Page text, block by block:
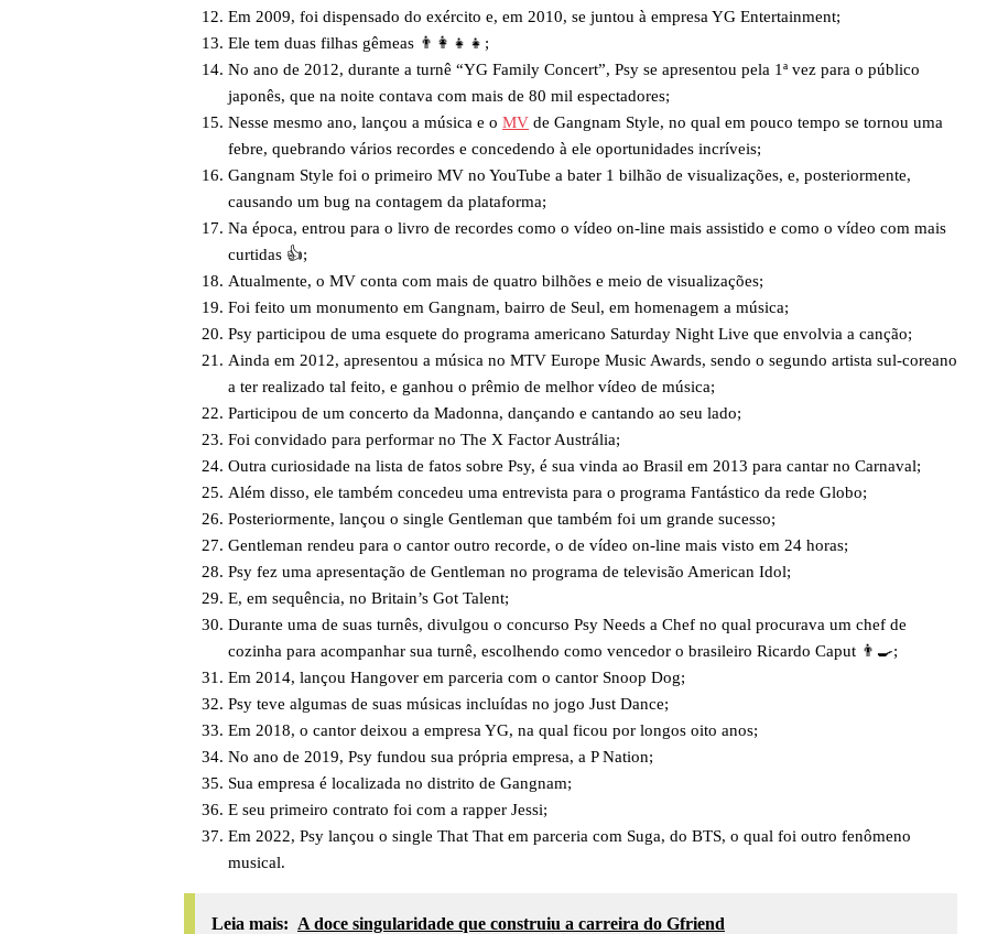
Em 2009, foi dispensado do exército e, em 2010, se juntou à empresa YG Entertainment;
Ele tem duas filhas gêmeas 👨‍👩‍👧‍👧;
No ano de 2012, durante a turnê “YG Family Concert”, Psy se apresentou pela 1ª vez para o público
japonês, que na noite contava com mais de 80 mil espectadores;
Nesse mesmo ano, lançou a música e o MV de Gangnam Style, no qual em pouco tempo se tornou uma
febre, quebrando vários recordes e concedendo à ele oportunidades incríveis;
Gangnam Style foi o primeiro MV no YouTube a bater 1 bilhão de visualizações, e, posteriormente,
causando um bug na contagem da plataforma;
Na época, entrou para o livro de recordes como o vídeo on-line mais assistido e como o vídeo com mais
curtidas 👍;
Atualmente, o MV conta com mais de quatro bilhões e meio de visualizações;
Foi feito um monumento em Gangnam, bairro de Seul, em homenagem a música;
Psy participou de uma esquete do programa americano Saturday Night Live que envolvia a canção;
Ainda em 2012, apresentou a música no MTV Europe Music Awards, sendo o segundo artista sul-coreano
a ter realizado tal feito, e ganhou o prêmio de melhor vídeo de música;
Participou de um concerto da Madonna, dançando e cantando ao seu lado;
Foi convidado para performar no The X Factor Austrália;
Outra curiosidade na lista de fatos sobre Psy, é sua vinda ao Brasil em 2013 para cantar no Carnaval;
Além disso, ele também concedeu uma entrevista para o programa Fantástico da rede Globo;
Posteriormente, lançou o single Gentleman que também foi um grande sucesso;
Gentleman rendeu para o cantor outro recorde, o de vídeo on-line mais visto em 24 horas;
Psy fez uma apresentação de Gentleman no programa de televisão American Idol;
E, em sequência, no Britain’s Got Talent;
Durante uma de suas turnês, divulgou o concurso Psy Needs a Chef no qual procurava um chef de
cozinha para acompanhar sua turnê, escolhendo como vencedor o brasileiro Ricardo Caput 👨‍🍳;
Em 2014, lançou Hangover em parceria com o cantor Snoop Dog;
Psy teve algumas de suas músicas incluídas no jogo Just Dance;
Em 2018, o cantor deixou a empresa YG, na qual ficou por longos oito anos;
No ano de 2019, Psy fundou sua própria empresa, a P Nation;
Sua empresa é localizada no distrito de Gangnam;
E seu primeiro contrato foi com a rapper Jessi;
Em 2022, Psy lançou o single That That em parceria com Suga, do BTS, o qual foi outro fenômeno
musical.
Leia mais: A doce singularidade que construiu a carreira do Gfriend